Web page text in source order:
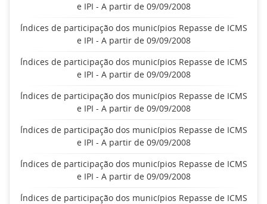
e IPI - A partir de 09/09/2008
Índices de participação dos municípios Repasse de ICMS
e IPI - A partir de 09/09/2008
Índices de participação dos municípios Repasse de ICMS
e IPI - A partir de 09/09/2008
Índices de participação dos municípios Repasse de ICMS
e IPI - A partir de 09/09/2008
Índices de participação dos municípios Repasse de ICMS
e IPI - A partir de 09/09/2008
Índices de participação dos municípios Repasse de ICMS
e IPI - A partir de 09/09/2008
Índices de participação dos municípios Repasse de ICMS